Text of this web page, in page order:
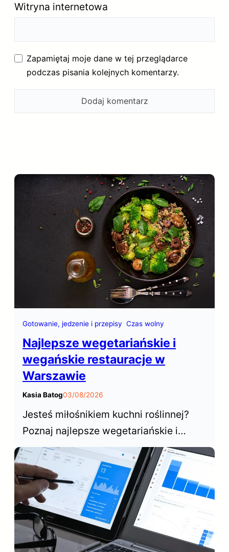
Witryna internetowa
Zapamiętaj moje dane w tej przeglądarce
podczas pisania kolejnych komentarzy.
Gotowanie, jedzenie i przepisy Czas wolny
Najlepsze wegetariańskie i
wegańskie restauracje w
Warszawie
Kasia Batog03/08/2026
Jesteś miłośnikiem kuchni roślinnej?
Poznaj najlepsze wegetariańskie i
wegańskie restauracje w Warszawie,
które od lat cieszą się niesłabnącą
popularnością wśród mieszkańców i
turystów odwiedzających stolicę.